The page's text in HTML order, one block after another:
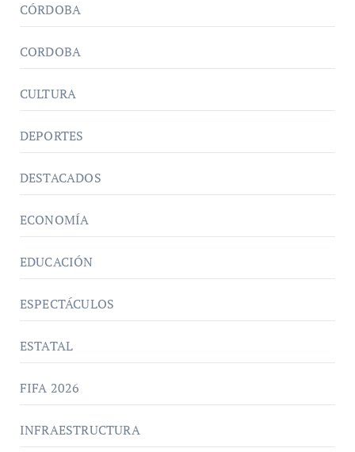
CÓRDOBA
CORDOBA
CULTURA
DEPORTES
DESTACADOS
ECONOMÍA
EDUCACIÓN
ESPECTÁCULOS
ESTATAL
FIFA 2026
INFRAESTRUCTURA